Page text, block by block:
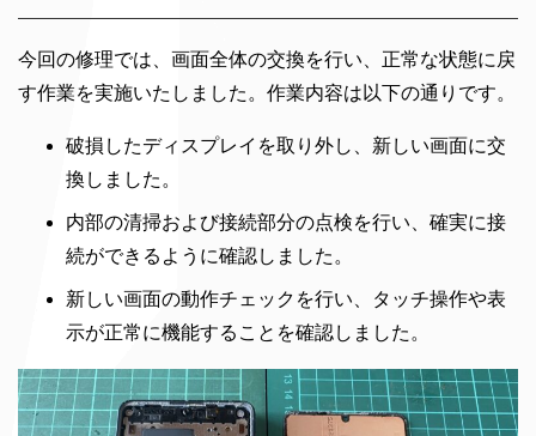
今回の修理では、画面全体の交換を行い、正常な状態に戻
す作業を実施いたしました。作業内容は以下の通りです。
破損したディスプレイを取り外し、新しい画面に交
換しました。
内部の清掃および接続部分の点検を行い、確実に接
続ができるように確認しました。
新しい画面の動作チェックを行い、タッチ操作や表
示が正常に機能することを確認しました。